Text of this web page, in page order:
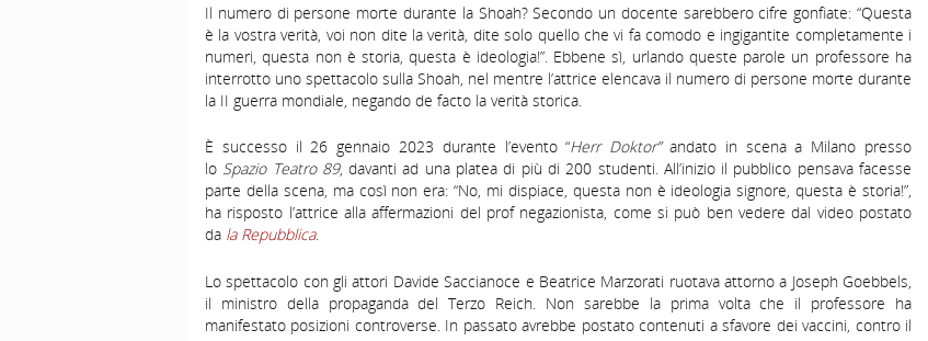
Il numero di persone morte durante la Shoah? Secondo un docente sarebbero cifre gonfiate: “Questa
è la vostra verità, voi non dite la verità, dite solo quello che vi fa comodo e ingigantite completamente i
numeri, questa non è storia, questa è ideologia!”. Ebbene sì, urlando queste parole un professore ha
interrotto uno spettacolo sulla Shoah, nel mentre l’attrice elencava il numero di persone morte durante
la II guerra mondiale, negando de facto la verità storica.
È successo il 26 gennaio 2023 durante l’evento “Herr Doktor”andato in scena a Milano presso
lo Spazio Teatro 89, davanti ad una platea di più di 200 studenti. All’inizio il pubblico pensava facesse
parte della scena, ma così non era: “No, mi dispiace, questa non è ideologia signore, questa è storia!”,
ha risposto l’attrice alla affermazioni del prof negazionista, come si può ben vedere dal video postato
da la Repubblica.
Lo spettacolo con gli attori Davide Saccianoce e Beatrice Marzorati ruotava attorno a Joseph Goebbels,
il ministro della propaganda del Terzo Reich. Non sarebbe la prima volta che il professore ha
manifestato posizioni controverse. In passato avrebbe postato contenuti a sfavore dei vaccini, contro il